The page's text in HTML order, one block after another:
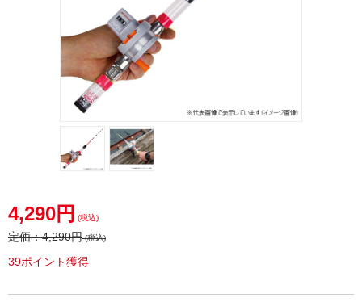
4,290円 (税込)
定価：4,290円(税込)
39ポイント獲得